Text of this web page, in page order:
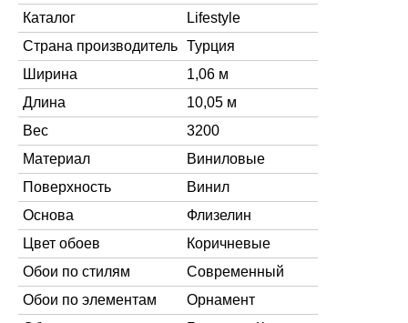
Каталог
Lifestyle
Страна производитель Турция
Ширина
1,06 м
Длина
10,05 м
Вес
3200
Материал
Виниловые
Поверхность
Винил
Основа
Флизелин
Цвет обоев
Коричневые
Обои по стилям
Современный
Обои по элементам
Орнамент